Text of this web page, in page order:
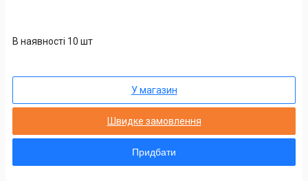
В наявності 10 шт
У магазин
Швидке замовлення
Придбати